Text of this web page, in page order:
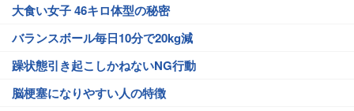
大食い女子 46キロ体型の秘密
バランスボール毎日10分で20kg減
躁状態引き起こしかねないNG行動
脳梗塞になりやすい人の特徴